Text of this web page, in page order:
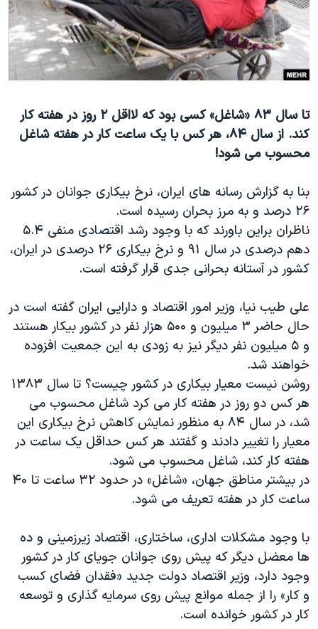
فرهنگ و زندگی
حقوق شهروندی
اقتصادی
اسرائیل در جنگ
گالری عکس
مستندها
انتخابات ریاست جمهوری آمریکا ۲۰۲۴
حمله جمهوری اسلامی به اسرائیل
ورزش زنان در ایران
اعتراضات زن، زندگی، آزادی
تریبونال مردمی آبان ۹۸
دادگاه حمید نوری
چهل سال گروگان‌گیری
قانون شفافیت دارائی کادر رهبری ایران
اسرائیل در جنگ
نرگس محمدی برنده جایزه نوبل صلح
همایش محافظه‌کاران آمریکا «سی‌پک»
صفحه‌های ویژه
سفر پرزیدنت ترامپ به چین
دنبال کنید
زبانهای مختلف
تا سال ۸۳ «شاغل» کسی بود که لااقل ۲ روز در هفته کار
کند. از سال ۸۴، هر کس با یک ساعت کار در هفته شاغل
محسوب می شود!
بنا به گزارش رسانه های ایران، نرخ بیکاری جوانان در کشور
۲۶ درصد و به مرز بحران رسیده است.
ناظران براین باورند که با وجود رشد اقتصادی منفی ۵.۴
دهم درصدی در سال ۹۱ و نرخ بیکاری ۲۶ درصدی در ایران،
کشور در آستانه بحرانی جدی قرار گرفته است.
علی طیب نیا، وزیر امور اقتصاد و دارایی ایران گفته است در
حال حاضر ۳ میلیون و ۵۰۰ هزار نفر در کشور بیکار هستند
و ۵ میلیون نفر دیگر نیز به زودی به این جمعیت افزوده
خواهند شد.
روشن نیست معیار بیکاری در کشور چیست؟ تا سال ۱۳۸۳
هر کس دو روز در هفته کار می کرد شاغل محسوب می
شد، در سال ۸۴ به منظور نمایش کاهش نرخ بیکاری این
معیار را تغییر دادند و گفتند هر کس حداقل یک ساعت در
هفته کار کند، شاغل محسوب می شود.
در بیشتر مناطق جهان، «شاغل» در حدود ۳۲ ساعت تا ۴۰
ساعت کار در هفته تعریف می شود.
با وجود مشکلات اداری، ساختاری، اقتصاد زیرزمینی و ده
ها معضل دیگر که پیش روی جوانان جویای کار در کشور
وجود دارد، وزیر اقتصاد دولت جدید «فقدان فضای کسب
و کار» را از جمله موانع پیش روی سرمایه گذاری و توسعه
کار در کشور خوانده است.